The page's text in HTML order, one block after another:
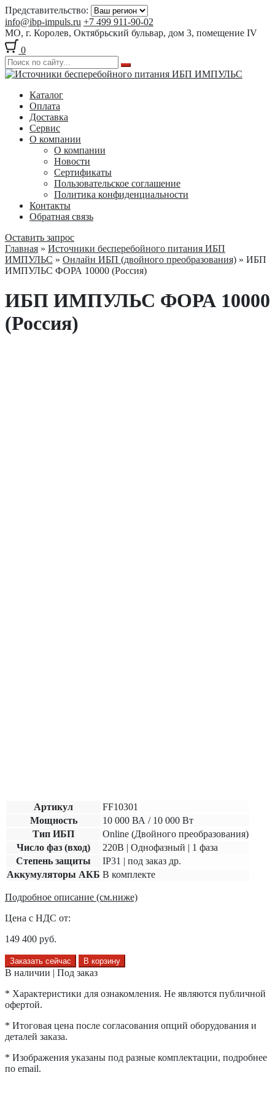
Представительство:
info@ibp-impuls.ru +7 499 911-90-02
МО, г. Королев, Октябрьский бульвар, дом 3, помещение IV
0
Перейти
навигации
Перейти
содержимому
Каталог
Оплата
Доставка
Сервис
О компании
О компании
Новости
Сертификаты
Пользовательское соглашение
Политика конфиденциальности
Контакты
Обратная связь
Оставить запрос
Главная » Источники бесперебойного питания ИБП
ИМПУЛЬС » Онлайн ИБП (двойного преобразования) » ИБП
ИМПУЛЬС ФОРА 10000 (Россия)
ИБП ИМПУЛЬС ФОРА 10000
(Россия)
Артикул
FF10301
Мощность
10 000 ВА / 10 000 Вт
Тип ИБП
Online (Двойного преобразования)
Число фаз (вход)
220В | Однофазный | 1 фаза
Степень защиты
IP31 | под заказ др.
Аккумуляторы АКБ В комплекте
Подробное описание (см.ниже)
Цена с НДС от:
149 400 руб.
Заказать сейчас В корзину
В наличии | Под заказ
* Характеристики для ознакомления. Не являются публичной
офертой.
* Итоговая цена после согласования опций оборудования и
деталей заказа.
* Изображения указаны под разные комплектации, подробнее
по email.